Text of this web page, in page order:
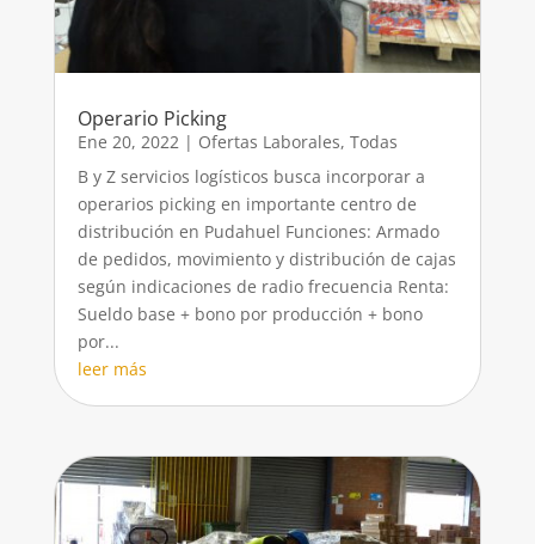
Operario Picking
Ene 20, 2022 | Ofertas Laborales, Todas
B y Z servicios logísticos busca incorporar a
operarios picking en importante centro de
distribución en Pudahuel Funciones: Armado
de pedidos, movimiento y distribución de cajas
según indicaciones de radio frecuencia Renta:
Sueldo base + bono por producción + bono
por...
leer más